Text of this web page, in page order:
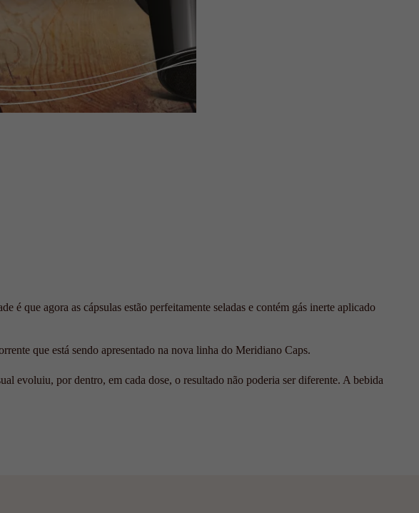
que agora as cápsulas estão perfeitamente seladas e contém gás inerte aplicado
que está sendo apresentado na nova linha do Meridiano Caps.
evoluiu, por dentro, em cada dose, o resultado não poderia ser diferente. A bebida